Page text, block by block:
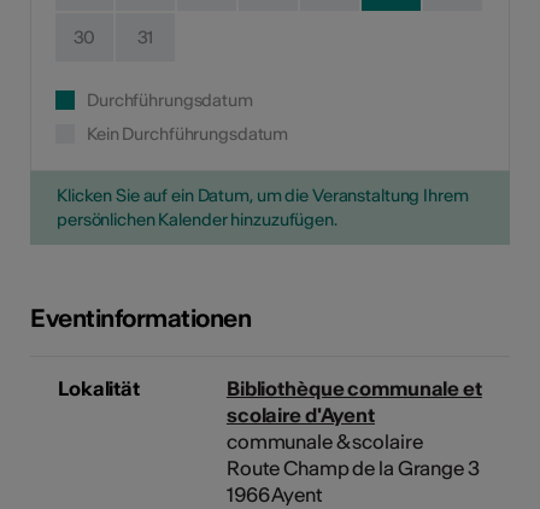
30 31
Durchführungsdatum
Kein Durchführungsdatum
Klicken Sie auf ein Datum, um die Veranstaltung Ihrem
persönlichen Kalender hinzuzufügen.
Eventinformationen
Lokalität
Bibliothèque communale et
scolaire d'Ayent
communale & scolaire
Route Champ de la Grange 3
1966 Ayent